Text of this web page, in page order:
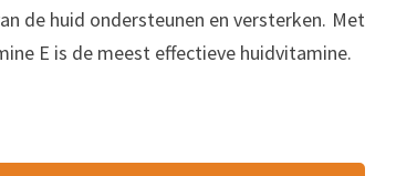
de huid ondersteunen en versterken. Met
E is de meest effectieve huidvitamine.